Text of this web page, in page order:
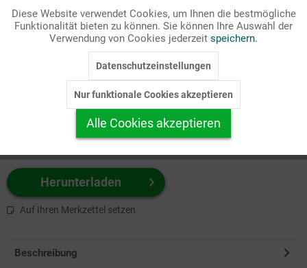
Passende Stichworte
Kirchenjahr, Rahmen
zuerst Ihr Produktformat aus.
z.B. Farbe-Grafik, Schwarz-Weiß-Grafik, mit/ohne Text ...
Herunterladen
Auf Ihren Merkzettel setzen
Beschreibung
Marketing Inaktiv
Personalisierung Inaktiv
Service
Diese Website verwendet Cookies, um Ihnen die bestmögliche
Funktionalität bieten zu können. Sie können Ihre Auswahl der
Verwendung von Cookies jederzeit speichern.
Datenschutzeinstellungen
Nur funktionale Cookies akzeptieren
Alle Cookies akzeptieren